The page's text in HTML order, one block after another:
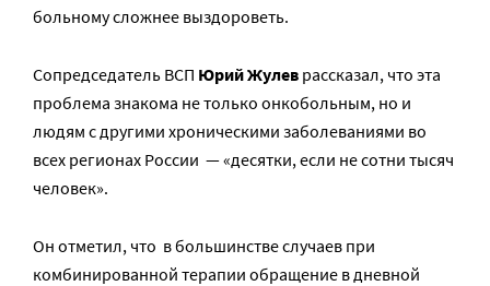
больному сложнее выздороветь.
Сопредседатель ВСП Юрий Жулев рассказал, что эта
проблема знакома не только онкобольным, но и
людям с другими хроническими заболеваниями во
всех регионах России — «десятки, если не сотни тысяч
человек».
Он отметил, что в большинстве случаев при
комбинированной терапии обращение в дневной